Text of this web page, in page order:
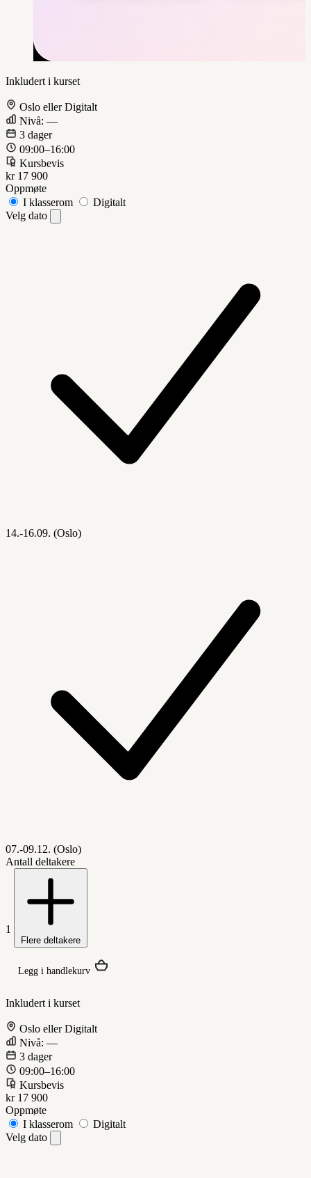
Inkludert i kurset
Oslo eller Digitalt
Nivå: —
3 dager
09:00–16:00
Kursbevis
kr 17 900
Oppmøte
I klasserom
Digitalt
Velg dato
14.-16.09. (Oslo)
07.-09.12. (Oslo)
Antall deltakere
1
Flere deltakere
Legg i handlekurv
Inkludert i kurset
Oslo eller Digitalt
Nivå: —
3 dager
09:00–16:00
Kursbevis
kr 17 900
Oppmøte
I klasserom
Digitalt
Velg dato